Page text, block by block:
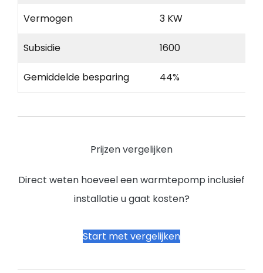
Vermogen 3 KW
Subsidie 1600
Gemiddelde besparing 44%
Prijzen vergelijken
Direct weten hoeveel een warmtepomp inclusief
installatie u gaat kosten?
Start met vergelijken